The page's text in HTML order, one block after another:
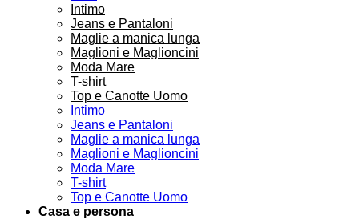
Intimo
Jeans e Pantaloni
Maglie a manica lunga
Maglioni e Maglioncini
Moda Mare
T-shirt
Top e Canotte Uomo
Intimo
Jeans e Pantaloni
Maglie a manica lunga
Maglioni e Maglioncini
Moda Mare
T-shirt
Top e Canotte Uomo
Casa e persona